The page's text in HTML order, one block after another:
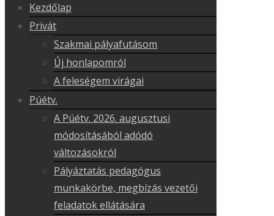
Kezdőlap
Privát
Szakmai pályafutásom
Új honlapomról
A feleségem virágai
Púétv.
A Púétv. 2026. augusztusi
módosításából adódó
változásokról
Pályáztatás pedagógus
munkakörbe, megbízás vezetői
feladatok ellátására